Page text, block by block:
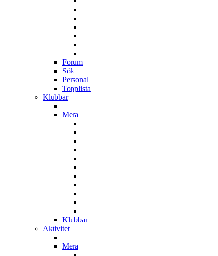
Forum
Sök
Personal
Topplista
Klubbar
Mera
Klubbar
Aktivitet
Mera